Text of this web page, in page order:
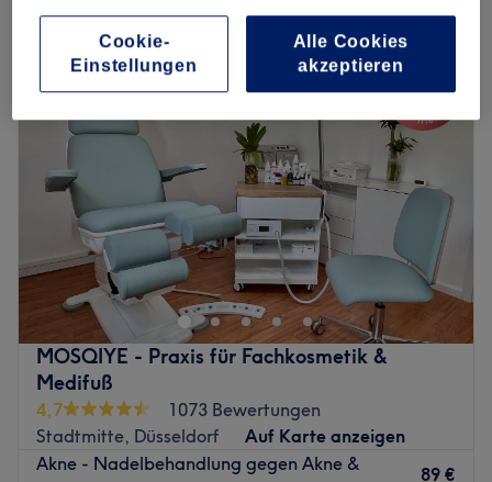
Montag
Dienstag
10:00–20:30
Mittwoch
10:00–20:30
Freitag
–20:30
17:00
Sonntag
Geschlossen
Erlebe die fortschrittlichsten Kosmetik- und Anti-Aging-
Lösungen mit Chili-Cosmetics, deinem Experten für
dauerhaft glatte Haut durch Diodenlaser Technologie.
Willkommen bei deinem Spezialisten für herausragende
Hautpflege, Hautverjüngung und kosmetische
Anwendungen. Entdecke bei Chili-Cosmetics eine
vielfältige Auswahl an Produkten und Behandlungen, die
speziell für Hautpflege, Gesichtspflege, Hautverjüngung
und Haarentfernung entwickelt wurden.
MOSQIYE - Praxis für Fachkosmetik &
Medifuß
4,7
1073 Bewertungen
Stadtmitte, Düsseldorf
Auf Karte anzeigen
Akne - Nadelbehandlung gegen Akne &
89 €
Cookie-
Einstellungen
Alle Cookies
akzeptieren